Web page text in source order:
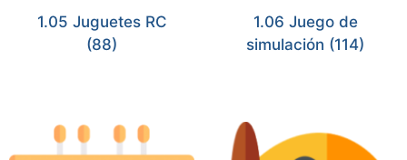
1.05 Juguetes RC
(88)
1.06 Juego de
simulación (114)